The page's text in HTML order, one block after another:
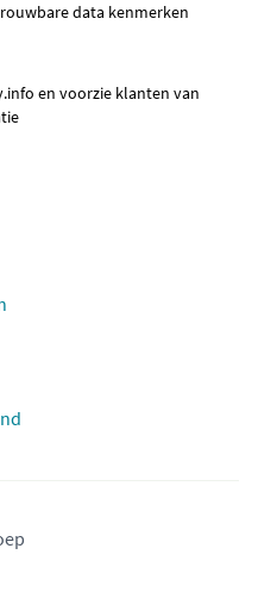
data kenmerken
en voorzie klanten van